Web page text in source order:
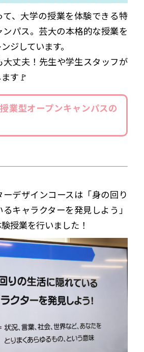
、大学の授業を体験できる特
パス。芸大の本格的な授業を
ジしています。
大丈夫！先生や学生スタッフが
す🚩
業型オープンキャンパスの
デザインコースは「身の回り
キャラクターを発見しよう」
授業を行いました！